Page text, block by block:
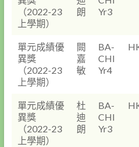
（2022-23
上學期）
朗
Yr3
單元成績優
異獎
（2022-23
上學期）
闕
嘉
敏
BA-
CHI
Yr4
單元成績優
異獎
（2022-23
上學期）
杜
迪
朗
BA-
CHI
Yr3